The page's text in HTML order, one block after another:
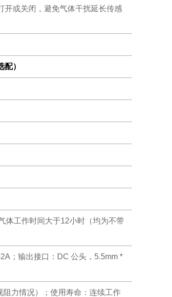
开或关闭，避免气体干扰延长传感
配）
体工作时间大于12小时（均为不带
；输出接口：DC 公头，5.5mm *
力情况）；使用寿命：连续工作